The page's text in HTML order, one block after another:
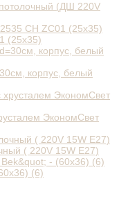
(ДШ 220V
(25х35)
корпус, белый
ЭкономСвет
( 220V 15W E27)
(6)